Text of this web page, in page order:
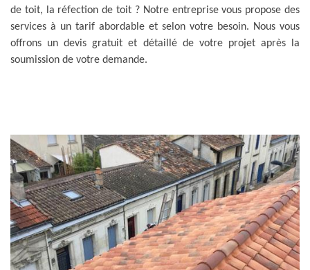
de toit, la réfection de toit ? Notre entreprise vous propose des
services à un tarif abordable et selon votre besoin. Nous vous
offrons un devis gratuit et détaillé de votre projet après la
soumission de votre demande.